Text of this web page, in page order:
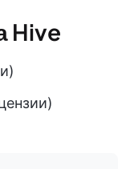
Hive